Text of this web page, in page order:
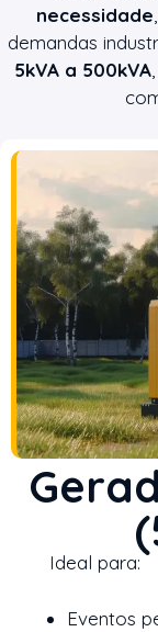
necessidade
demandas
5kVA a 500kVA
Ideal para:
Eventos